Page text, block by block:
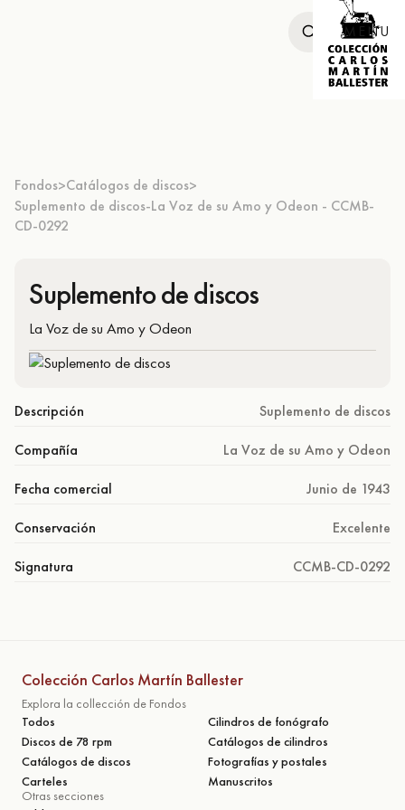
MENU
Fondos>Catálogos de discos>
Suplemento de discos-La Voz de su Amo y Odeon - CCMB-
CD-0292
Suplemento de discos
La Voz de su Amo y Odeon
Descripción Suplemento de discos
Compañía La Voz de su Amo y Odeon
Fecha comercial Junio de 1943
Conservación Excelente
Signatura CCMB-CD-0292
Colección Carlos Martín Ballester
Explora la collección de Fondos
Todos
Cilindros de fonógrafo
Discos de 78 rpm
Catálogos de cilindros
Catálogos de discos
Fotografías y postales
Carteles
Manuscritos
Otras secciones